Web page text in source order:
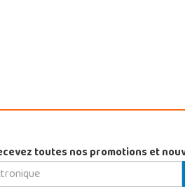
toutes nos promotions et